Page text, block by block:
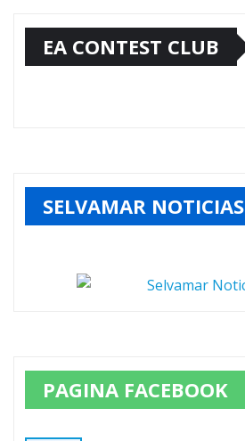
EA CONTEST CLUB
SELVAMAR NOTICIAS
PAGINA FACEBOOK